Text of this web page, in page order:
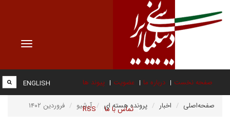
Toggle
صفحه نخست درباره ما عضویت پیوند ها
تماس با ما RSS
ENGLISH
صفحه‌اصلی اخبار پرونده هسته ای آرشیو فروردین ۱۴۰۲